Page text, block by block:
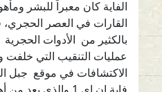
الفاية كان معبراً للبشر
القارات في العصر الحجري،
بالكثير من الأدوات
عمليات التنقيب التي خلفت
الاكتشافات في موقع جبل